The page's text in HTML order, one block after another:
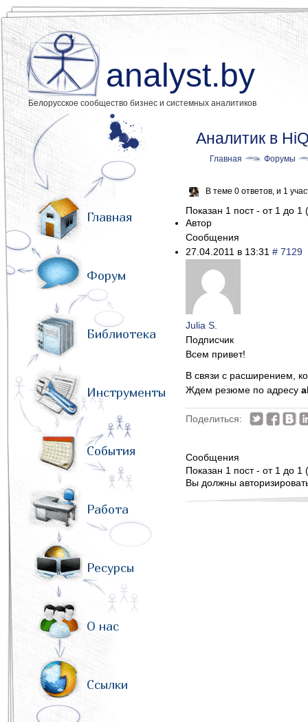
analyst.by
Белорусское сообщество бизнес и системных аналитиков
Главная
Форум
Библиотека
Инструменты
События
Работа
Ресурсы
О нас
Ссылки
Аналитик в
Главная Форумы
В теме 0 ответов, и 1
Показан 1 пост - от 1 до 1
Автор
Сообщения
27.04.2011 в 13:31 # 7129
Julia S.
Подписчик
Всем привет!
В связи с расширением,
Ждем резюме по адресу
Поделиться:
Сообщения
Показан 1 пост - от 1 до 1
Вы должны